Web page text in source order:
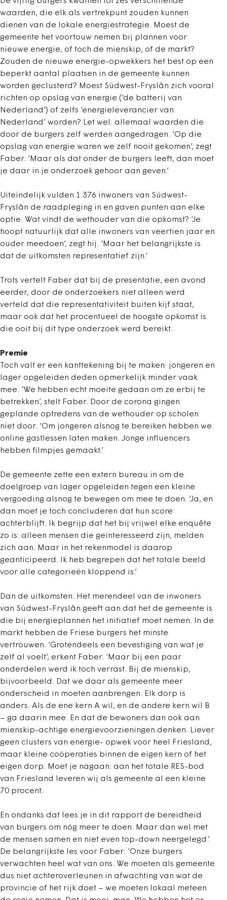
waarden, die elk als vertrekpunt zouden kunnen
dienen van de lokale energiestrategie. Moest de
gemeente het voortouw nemen bij plannen voor
nieuwe energie, of toch de mienskip, of de markt?
Zouden de nieuwe energie-opwekkers het best op een
beperkt aantal plaatsen in de gemeente kunnen
worden geclusterd? Moest Súdwest-Fryslân zich vooral
richten op opslag van energie (‘de batterij van
Nederland’) of zelfs ‘energieleverancier van
Nederland’ worden? Let wel: allemaal waarden die
door de burgers zelf werden aangedragen. ‘Op die
opslag van energie waren we zelf nooit gekomen’, zegt
Faber. ’Maar als dat onder de burgers leeft, dan moet
je daar in je onderzoek gehoor aan geven.’
Uiteindelijk vulden 1.376 inwoners van Súdwest-
Fryslân de raadpleging in en gaven punten aan elke
optie. Wat vindt de wethouder van die opkomst? ‘Je
hoopt natuurlijk dat alle inwoners van veertien jaar en
ouder meedoen’, zegt hij. ‘Maar het belangrijkste is
dat de uitkomsten representatief zijn.’
Trots vertelt Faber dat bij de presentatie, een avond
eerder, door de onderzoekers niet alleen werd
verteld dat die representativiteit buiten kijf staat,
maar ook dat het procentueel de hoogste opkomst is
die ooit bij dit type onderzoek werd bereikt.
Premie
Toch valt er een kanttekening bij te maken: jongeren en
lager opgeleiden deden opmerkelijk minder vaak
mee. ‘We hebben echt moeite gedaan om ze erbij te
betrekken’, stelt Faber. Door de corona gingen
geplande optredens van de wethouder op scholen
niet door. ‘Om jongeren alsnog te bereiken hebben we
online gastlessen laten maken. Jonge influencers
hebben filmpjes gemaakt.’
De gemeente zette een extern bureau in om de
doelgroep van lager opgeleiden tegen een kleine
vergoeding alsnog te bewegen om mee te doen. ‘Ja, en
dan moet je toch concluderen dat hun score
achterblijft. Ik begrijp dat het bij vrijwel elke enquête
zo is: alleen mensen die geïnteresseerd zijn, melden
zich aan. Maar in het rekenmodel is daarop
geanticipeerd. Ik heb begrepen dat het totale beeld
voor alle categorieën kloppend is.’
Dan de uitkomsten. Het merendeel van de inwoners
van Súdwest-Fryslân geeft aan dat het de gemeente is
die bij energieplannen het initiatief moet nemen. In de
markt hebben de Friese burgers het minste
vertrouwen. ‘Grotendeels een bevestiging van wat je
zelf al voelt’, erkent Faber. ‘Maar bij een paar
onderdelen werd ik toch verrast. Bij de mienskip,
bijvoorbeeld. Dat we daar als gemeente meer
onderscheid in moeten aanbrengen. Elk dorp is
anders. Als de ene kern A wil, en de andere kern wil B
– ga daarin mee. En dat de bewoners dan ook aan
mienskip-achtige energievoorzieningen denken. Liever
geen clusters van energie- opwek voor heel Friesland,
maar kleine coöperaties binnen de eigen kern of het
eigen dorp. Moet je nagaan: aan het totale RES-bod
van Friesland leveren wij als gemeente al een kleine
70 procent.
En ondanks dat lees je in dit rapport de bereidheid
van burgers om nóg meer te doen. Maar dan wel met
de mensen samen en niet even top-down neergelegd.’
De belangrijkste les voor Faber: ‘Onze burgers
verwachten heel wat van ons. We moeten als gemeente
dus niet achteroverleunen in afwachting van wat de
provincie of het rijk doet – we moeten lokaal meteen